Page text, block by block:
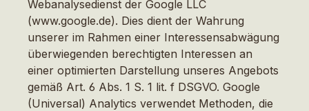
Webanalysedienst der Google LLC
(www.google.de). Dies dient der Wahrung
unserer im Rahmen einer Interessensabwägung
überwiegenden berechtigten Interessen an
einer optimierten Darstellung unseres Angebots
gemäß Art. 6 Abs. 1 S. 1 lit. f DSGVO. Google
(Universal) Analytics verwendet Methoden, die